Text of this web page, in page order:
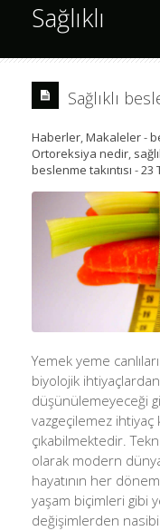
Sağlıklı
Sağlıklı
Haberler,Makaleler-
Ortoreksiya nedir,
beslenme takıntısı -23
Yemek yeme
biyolojik
düşünülemeyeceği
vazgeçilemez ihtiyaç
çıkabilmektedir.
olarak modern
hayatının her
yaşam biçimleri gibi
değişimlerden